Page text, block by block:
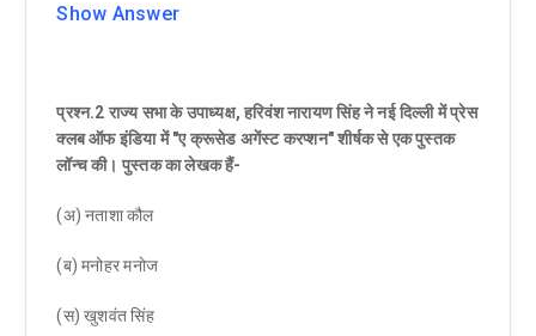
Show Answer
प्रश्न.2 राज्य सभा के उपाध्यक्ष, हरिवंश नारायण सिंह ने नई दिल्ली में प्रेस
क्लब ऑफ इंडिया में "ए क्रूसेड अगेंस्ट करप्शन" शीर्षक से एक पुस्तक
लॉन्च की। पुस्तक का लेखक हैं-
(अ) नताशा कौल
(ब) मनोहर मनोज
(स) खुशवंत सिंह